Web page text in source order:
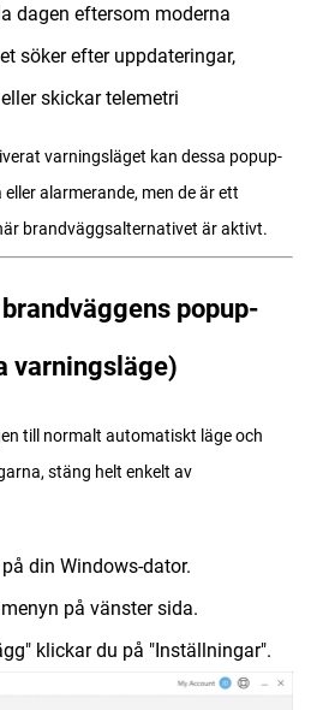
dagen eftersom moderna
söker efter uppdateringar,
skickar telemetri
varningsläget kan dessa popup-
alarmerande, men de är ett
brandväggsalternativet är aktivt.
popup-
varningsläge)
till normalt automatiskt läge och
stäng helt enkelt av
din Windows-dator.
på vänster sida.
klickar du på "Inställningar".